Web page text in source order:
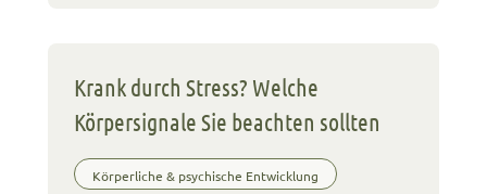
Krank durch Stress? Welche
Körpersignale Sie beachten sollten
Körperliche & psychische Entwicklung